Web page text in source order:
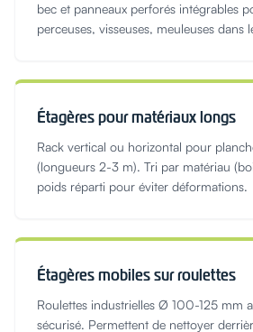
bec et panneaux perforés intégrables
perceuses, visseuses, meuleuses dans
Étagères pour matériaux longs
Rack vertical ou horizontal pour
(longueurs 2-3 m). Tri par matériau
poids réparti pour éviter déformations.
Étagères mobiles sur roulettes
Roulettes industrielles Ø 100-125 mm
sécurisé. Permettent de nettoyer